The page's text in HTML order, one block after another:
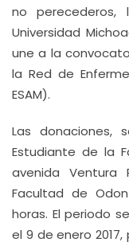
no
Universidad
une a la
la Red de
ESAM).
Las donaciones,
Estudiante de la
avenida
Facultad de
horas. El periodo
el 9 de enero